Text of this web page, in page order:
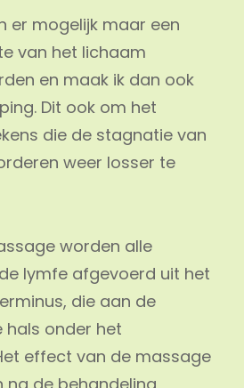
er mogelijk maar een
van het lichaam
en maak ik dan ook
Dit ook om het
die de stagnatie van
weer losser te
worden alle
lymfe afgevoerd uit het
die aan de
hals onder het
effect van de massage